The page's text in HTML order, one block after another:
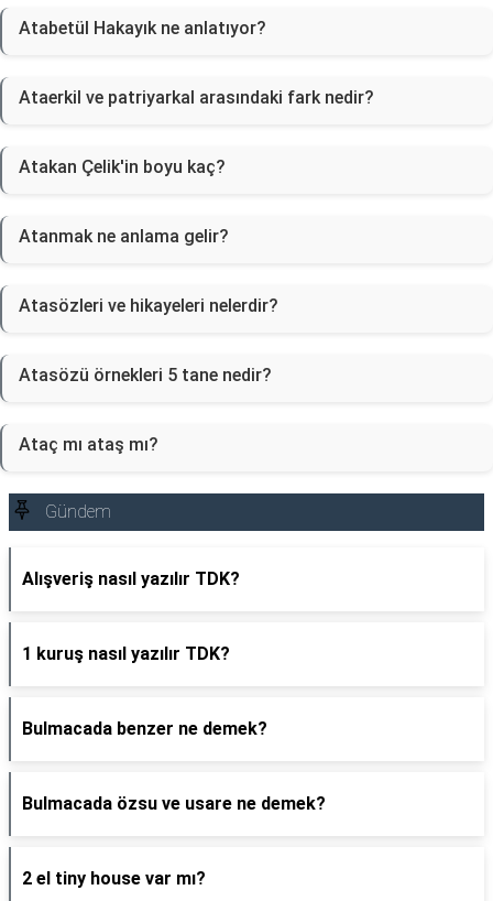
Atabetül Hakayık ne anlatıyor?
Ataerkil ve patriyarkal arasındaki fark nedir?
Atakan Çelik'in boyu kaç?
Atanmak ne anlama gelir?
Atasözleri ve hikayeleri nelerdir?
Atasözü örnekleri 5 tane nedir?
Ataç mı ataş mı?
Gündem
Alışveriş nasıl yazılır TDK?
1 kuruş nasıl yazılır TDK?
Bulmacada benzer ne demek?
Bulmacada özsu ve usare ne demek?
2 el tiny house var mı?